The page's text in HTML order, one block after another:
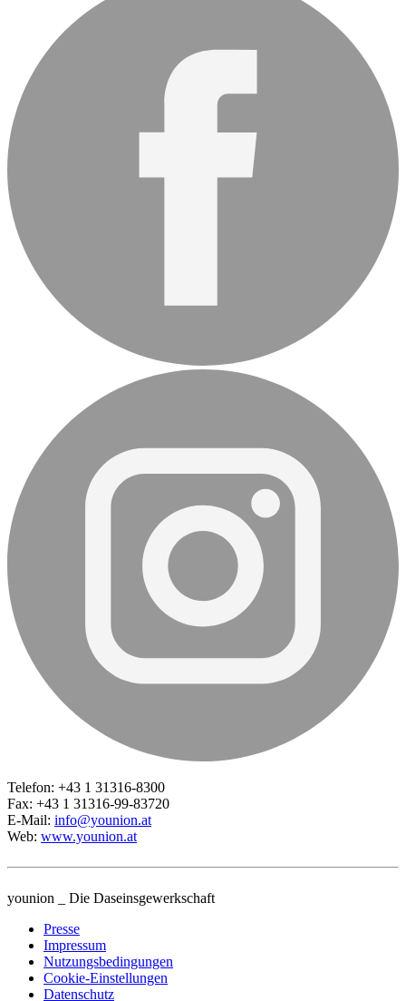
Telefon: +43 1 31316-8300
Fax: +43 1 31316-99-83720
E-Mail: info@younion.at
Web: www.younion.at
younion _ Die Daseinsgewerkschaft
Presse
Impressum
Nutzungsbedingungen
Cookie-Einstellungen
Datenschutz